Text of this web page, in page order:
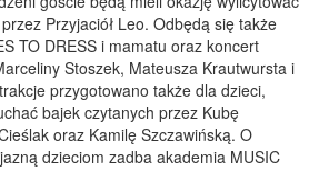
Przyjaciół Leo. Odbędą się także
TO DRESS i mamatu oraz koncert
Stoszek, Mateusza Krautwursta i
przygotowano także dla dzieci,
bajek czytanych przez Kubę
oraz Kamilę Szczawińską. O
dzieciom zadba akademia MUSIC